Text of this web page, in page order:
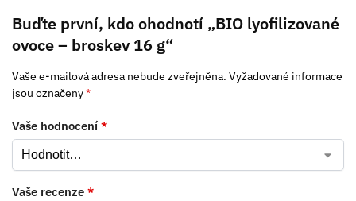
Buďte první, kdo ohodnotí „BIO lyofilizované
ovoce – broskev 16 g“
Vaše e-mailová adresa nebude zveřejněna. Vyžadované informace
jsou označeny*
Vaše hodnocení *
Vaše recenze *